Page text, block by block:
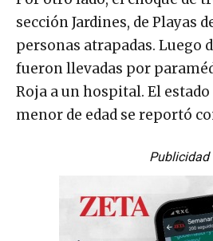
sección Jardines, de Playas
personas atrapadas. Luego
fueron llevadas por
Roja a un hospital. El estado
menor de edad se reportó
Publicidad